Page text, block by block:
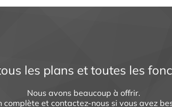
les plans et toutes les
Nous avons beaucoup à offrir.
et contactez-nous si vous avez